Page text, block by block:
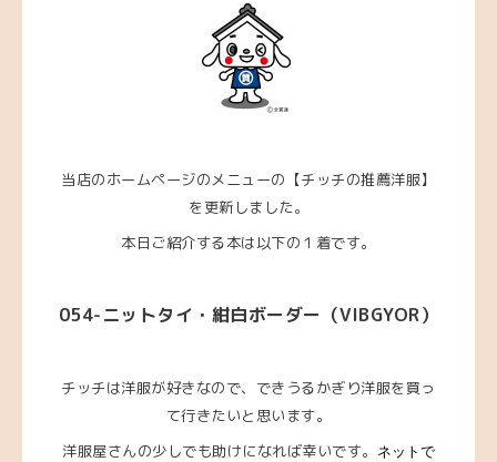
当店のホームページのメニューの【チッチの推薦洋服】
を更新しました。
本日ご紹介する本は以下の１着です。
054-ニットタイ・紺白ボーダー（VIBGYOR）
チッチは洋服が好きなので、できうるかぎり洋服を買っ
て行きたいと思います。
洋服屋さんの少しでも助けになれば幸いです。
ネットで